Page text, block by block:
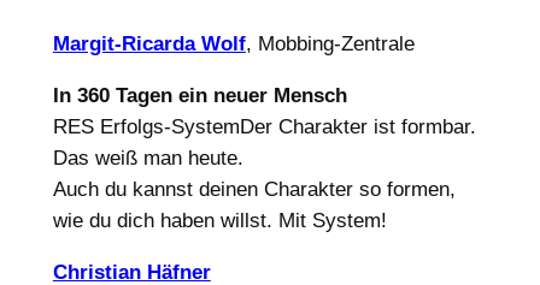
Margit-Ricarda Wolf, Mobbing-Zentrale
In 360 Tagen ein neuer Mensch
RES Erfolgs-SystemDer Charakter ist formbar.
Das weiß man heute.
Auch du kannst deinen Charakter so formen,
wie du dich haben willst. Mit System!
Christian Häfner